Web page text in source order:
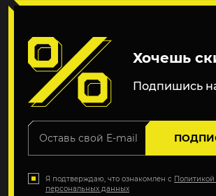
Хочешь
Подпишись
Я подтверждаю, что ознакомлен с
персональных данных